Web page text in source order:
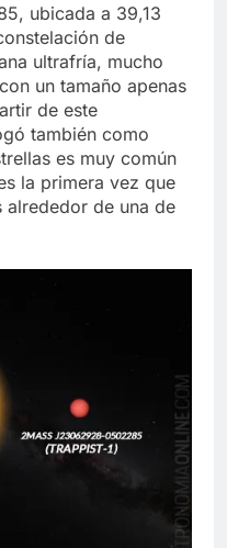
ubicada a 39,13
de
ultrafría, mucho
un tamaño apenas
de este
también como
es muy común
la primera vez que
alrededor de una de